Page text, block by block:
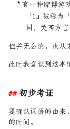
有一种赌博游
「1」被称为
词，关西方言
但并无公论，也从
此时我意识到这事
初步考证
要确认词语的由来
的时间。